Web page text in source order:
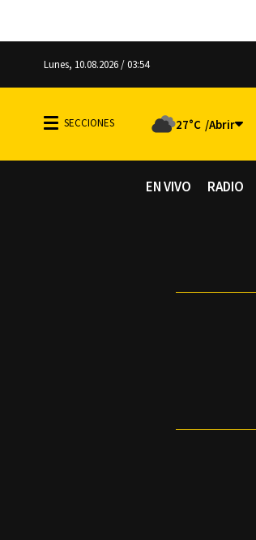
Lunes, 10.08.2026 / 03:54
27°C
EN VIVO RADIO